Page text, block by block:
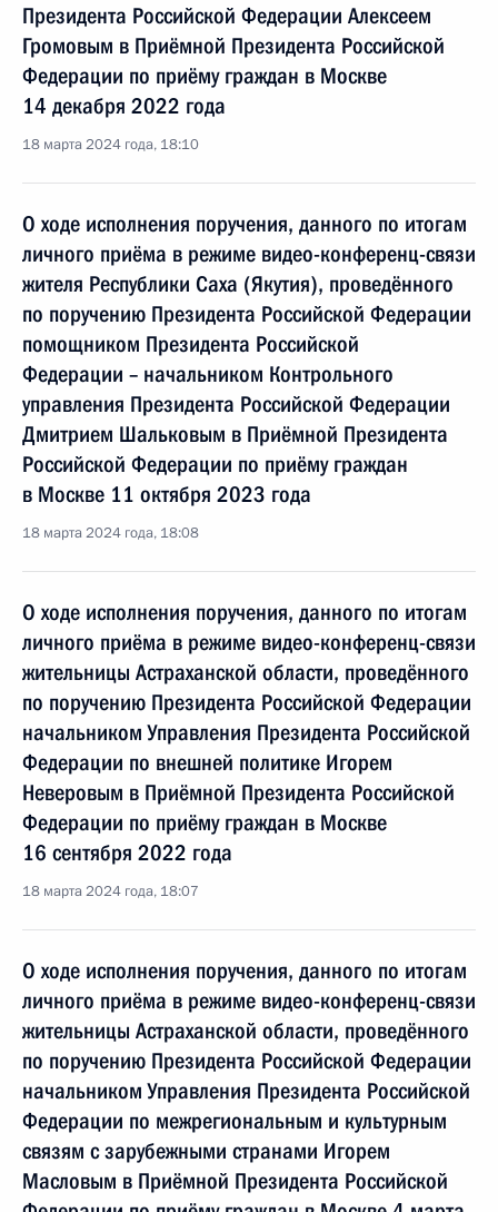
Президента Российской Федерации Алексеем
Громовым в Приёмной Президента Российской
Федерации по приёму граждан в Москве
14 декабря 2022 года
18 марта 2024 года, 18:10
О ходе исполнения поручения, данного по итогам
личного приёма в режиме видео-конференц-связи
жителя Республики Саха (Якутия), проведённого
по поручению Президента Российской Федерации
помощником Президента Российской
Федерации – начальником Контрольного
управления Президента Российской Федерации
Дмитрием Шальковым в Приёмной Президента
Российской Федерации по приёму граждан
в Москве 11 октября 2023 года
18 марта 2024 года, 18:08
О ходе исполнения поручения, данного по итогам
личного приёма в режиме видео-конференц-связи
жительницы Астраханской области, проведённого
по поручению Президента Российской Федерации
начальником Управления Президента Российской
Федерации по внешней политике Игорем
Неверовым в Приёмной Президента Российской
Федерации по приёму граждан в Москве
16 сентября 2022 года
18 марта 2024 года, 18:07
О ходе исполнения поручения, данного по итогам
личного приёма в режиме видео-конференц-связи
жительницы Астраханской области, проведённого
по поручению Президента Российской Федерации
начальником Управления Президента Российской
Федерации по межрегиональным и культурным
связям с зарубежными странами Игорем
Масловым в Приёмной Президента Российской